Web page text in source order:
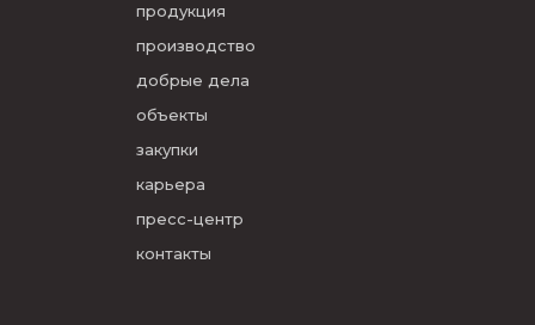
продукция
производство
добрые дела
объекты
закупки
карьера
пресс-центр
контакты